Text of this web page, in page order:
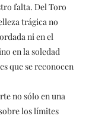
falta. Del Toro
trágica no
ni en el
en la soledad
que se reconocen
no sólo en una
los límites